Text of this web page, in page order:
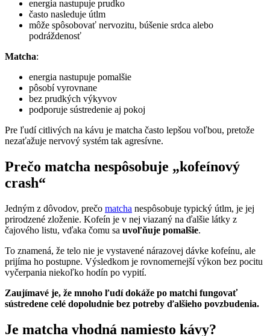
energia nastupuje prudko
často nasleduje útlm
môže spôsobovať nervozitu, búšenie srdca alebo
podráždenosť
Matcha:
energia nastupuje pomalšie
pôsobí vyrovnane
bez prudkých výkyvov
podporuje sústredenie aj pokoj
Pre ľudí citlivých na kávu je matcha často lepšou voľbou, pretože
nezaťažuje nervový systém tak agresívne.
Prečo matcha nespôsobuje „kofeínový
crash“
Jedným z dôvodov, prečo matcha nespôsobuje typický útlm, je jej
prirodzené zloženie. Kofeín je v nej viazaný na ďalšie látky z
čajového listu, vďaka čomu sa uvoľňuje pomalšie.
To znamená, že telo nie je vystavené nárazovej dávke kofeínu, ale
prijíma ho postupne. Výsledkom je rovnomernejší výkon bez pocitu
vyčerpania niekoľko hodín po vypití.
Zaujímavé je, že mnoho ľudí dokáže po matchi fungovať
sústredene celé dopoludnie bez potreby ďalšieho povzbudenia.
Je matcha vhodná namiesto kávy?